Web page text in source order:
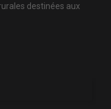
destinées aux